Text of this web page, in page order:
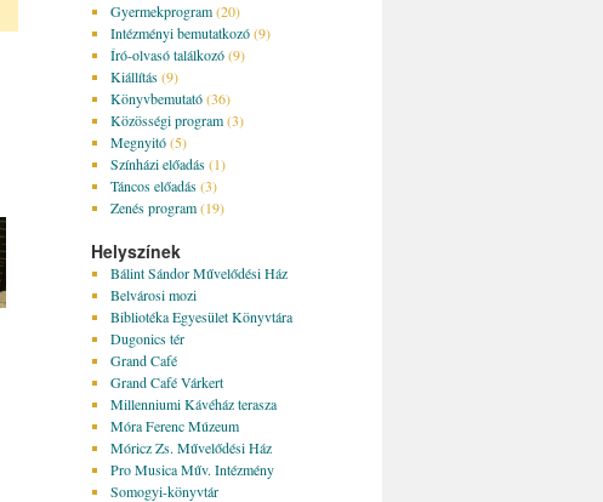
Gyermekprogram(20)
Intézményi bemutatkozó(9)
Író-olvasó találkozó(9)
Kiállítás(9)
Könyvbemutató(36)
Közösségi program(3)
Megnyitó(5)
Színházi előadás(1)
Táncos előadás(3)
Zenés program(19)
Helyszínek
Bálint Sándor Művelődési Ház
Belvárosi mozi
Bibliotéka Egyesület Könyvtára
Dugonics tér
Grand Café
Grand Café Várkert
Millenniumi Kávéház terasza
Móra Ferenc Múzeum
Móricz Zs. Művelődési Ház
Pro Musica Műv. Intézmény
Somogyi-könyvtár